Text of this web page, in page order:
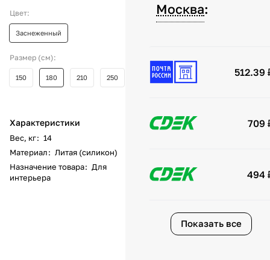
Цвет:
Заснеженный
Размер (см):
150 180 210 250
Характеристики
Вес, кг: 14
Материал: Литая (силикон)
Назначение товара: Для
интерьера
Москва:
512.39
709
494
Показать все